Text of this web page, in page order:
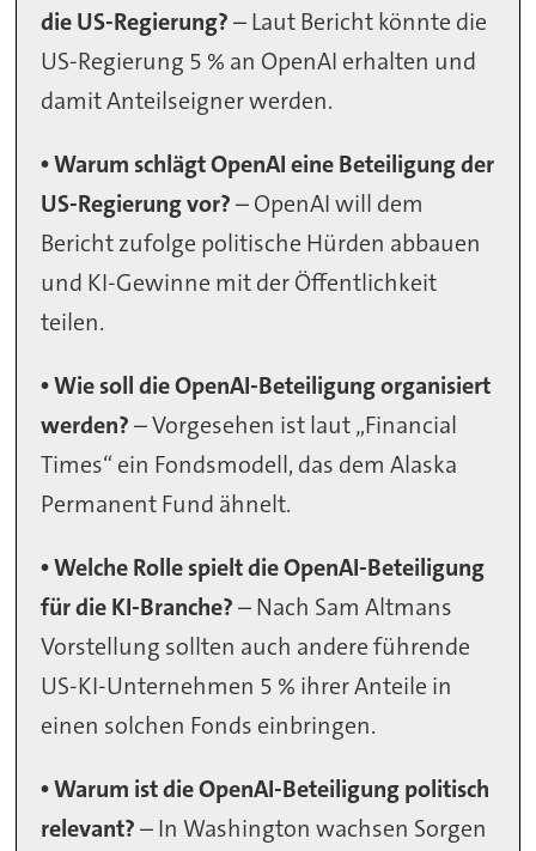
die US-Regierung?– Laut Bericht könnte die
US-Regierung 5 % an OpenAI erhalten und
damit Anteilseigner werden.
• Warum schlägt OpenAI eine Beteiligung der
US-Regierung vor?– OpenAI will dem
Bericht zufolge politische Hürden abbauen
und KI-Gewinne mit der Öffentlichkeit
teilen.
• Wie soll die OpenAI-Beteiligung organisiert
werden?– Vorgesehen ist laut „Financial
Times“ ein Fondsmodell, das dem Alaska
Permanent Fund ähnelt.
• Welche Rolle spielt die OpenAI-Beteiligung
für die KI-Branche?– Nach Sam Altmans
Vorstellung sollten auch andere führende
US-KI-Unternehmen 5 % ihrer Anteile in
einen solchen Fonds einbringen.
• Warum ist die OpenAI-Beteiligung politisch
relevant?– In Washington wachsen Sorgen